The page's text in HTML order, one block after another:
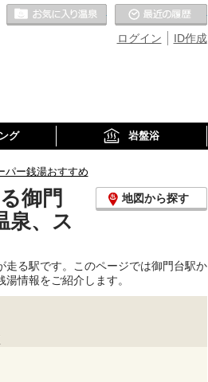
ID作成
ログイン
お気に入りの温泉
グ 岩盤浴
パー銭湯おすすめ
御門
泉、ス
地図から探す
る駅です。このページでは御門台駅か
情報をご紹介します。